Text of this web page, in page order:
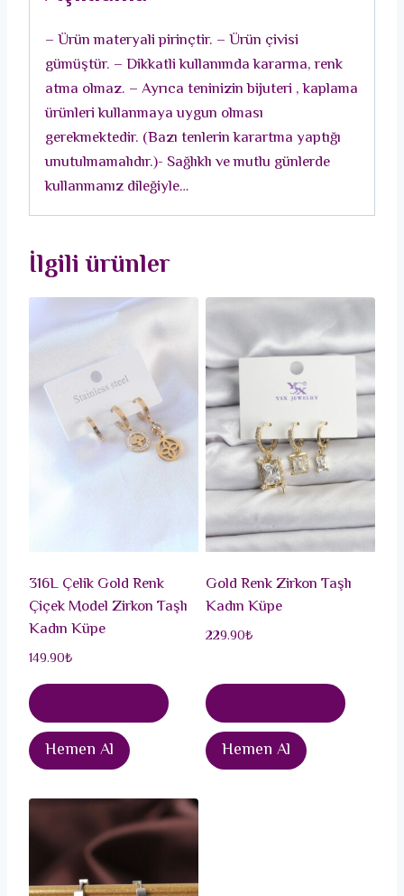
– Ürün materyali pirinçtir. – Ürün çivisi
gümüştür. – Dikkatli kullanımda kararma, renk
atma olmaz. – Ayrıca teninizin bijuteri , kaplama
ürünleri kullanmaya uygun olması
gerekmektedir. (Bazı tenlerin karartma yaptığı
unutulmamalıdır.)- Sağlıklı ve mutlu günlerde
kullanmanız dileğiyle…
İlgili ürünler
316L Çelik Gold Renk
Çiçek Model Zirkon Taşlı
Kadın Küpe
149.90₺
Hemen Al
Gold Renk Zirkon Taşlı
Kadın Küpe
229.90₺
Hemen Al